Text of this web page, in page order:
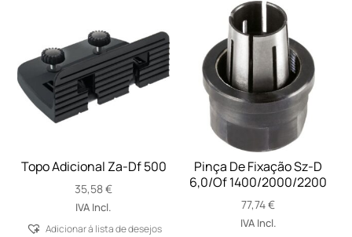
Topo Adicional Za-Df 500
35,58€
IVA Incl.
Adicionar á lista de desejos
Pinça De Fixação Sz-D
6,0/Of 1400/2000/2200
77,74€
IVA Incl.